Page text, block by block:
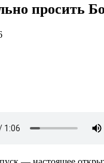
просить